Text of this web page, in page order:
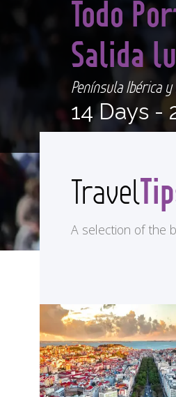
Todo
Salida
Península Ibérica
14 Days -
Travel
A selection of the